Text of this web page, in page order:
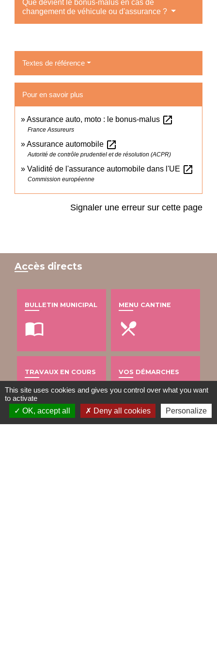
Que devient le bonus-malus en cas de
changement de véhicule ou d'assurance ?
Textes de référence
Pour en savoir plus
Assurance auto, moto : le bonus-malus open_in_new
France Assureurs
Assurance automobile open_in_new
Autorité de contrôle prudentiel et de résolution (ACPR)
Validité de l'assurance automobile dans l'UE open_in_new
Commission européenne
Signaler une erreur sur cette page
Accès directs
BULLETIN MUNICIPAL
import_contacts
MENU CANTINE
local_dining
TRAVAUX EN COURS
build
VOS DÉMARCHES
account_balance
This site uses cookies and gives you control over what you want
to activate
OK, accept all
Deny all cookies Personalize